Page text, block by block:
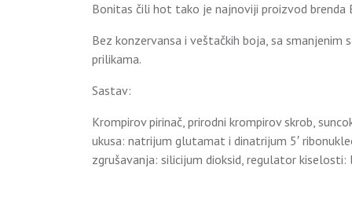
Bonitas čili hot tako je najnoviji proizvod brenda
Bez konzervansa i veštačkih boja, sa
prilikama.
Sastav:
Krompirov pirinač, prirodni krompirov skrob,
ukusa: natrijum glutamat i dinatrijum 5′
zgrušavanja: silicijum dioksid, regulator